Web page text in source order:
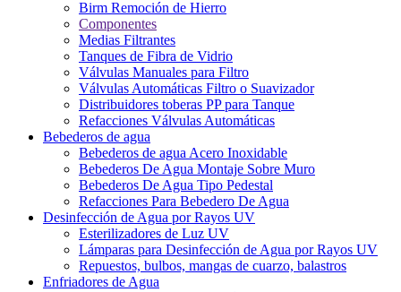
Birm Remoción de Hierro
Componentes
Medias Filtrantes
Tanques de Fibra de Vidrio
Válvulas Manuales para Filtro
Válvulas Automáticas Filtro o Suavizador
Distribuidores toberas PP para Tanque
Refacciones Válvulas Automáticas
Bebederos de agua
Bebederos de agua Acero Inoxidable
Bebederos De Agua Montaje Sobre Muro
Bebederos De Agua Tipo Pedestal
Refacciones Para Bebedero De Agua
Desinfección de Agua por Rayos UV
Esterilizadores de Luz UV
Lámparas para Desinfección de Agua por Rayos UV
Repuestos, bulbos, mangas de cuarzo, balastros
Enfriadores de Agua